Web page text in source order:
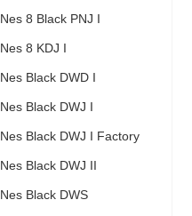
Nes 8 Black PNJ I
Nes 8 KDJ I
Nes Black DWD I
Nes Black DWJ I
Nes Black DWJ I Factory
Nes Black DWJ II
Nes Black DWS